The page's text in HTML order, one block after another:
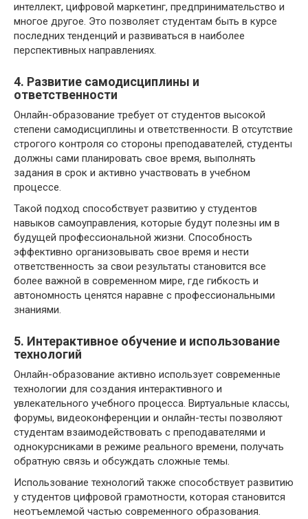
интеллект, цифровой маркетинг, предпринимательство и
многое другое. Это позволяет студентам быть в курсе
последних тенденций и развиваться в наиболее
перспективных направлениях.
4. Развитие самодисциплины и
ответственности
Онлайн-образование требует от студентов высокой
степени самодисциплины и ответственности. В отсутствие
строгого контроля со стороны преподавателей, студенты
должны сами планировать свое время, выполнять
задания в срок и активно участвовать в учебном
процессе.
Такой подход способствует развитию у студентов
навыков самоуправления, которые будут полезны им в
будущей профессиональной жизни. Способность
эффективно организовывать свое время и нести
ответственность за свои результаты становится все
более важной в современном мире, где гибкость и
автономность ценятся наравне с профессиональными
знаниями.
5. Интерактивное обучение и использование
технологий
Онлайн-образование активно использует современные
технологии для создания интерактивного и
увлекательного учебного процесса. Виртуальные классы,
форумы, видеоконференции и онлайн-тесты позволяют
студентам взаимодействовать с преподавателями и
однокурсниками в режиме реального времени, получать
обратную связь и обсуждать сложные темы.
Использование технологий также способствует развитию
у студентов цифровой грамотности, которая становится
неотъемлемой частью современного образования.